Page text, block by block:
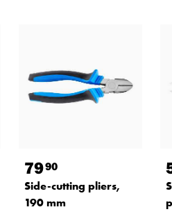
7990
Side-cutting pliers,
190 mm